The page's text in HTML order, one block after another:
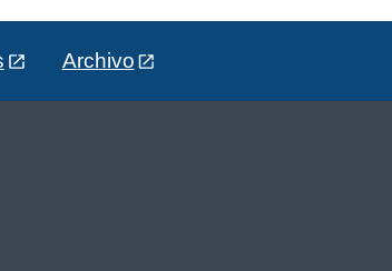
Archivo